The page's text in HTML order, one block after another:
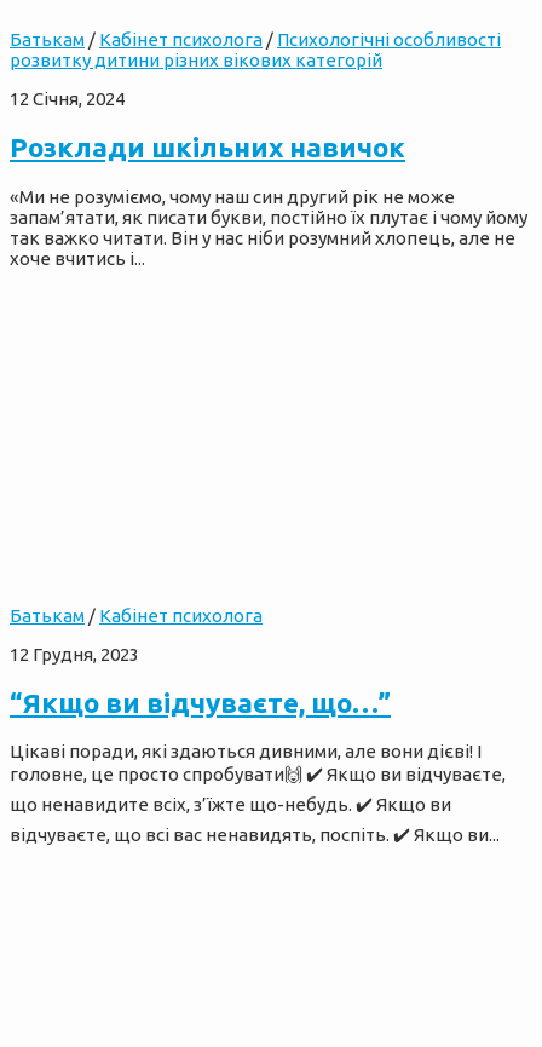
Батькам / Кабінет психолога / Психологічні особливості
розвитку дитини різних вікових категорій
12 Січня, 2024
Розклади шкільних навичок
«Ми не розуміємо, чому наш син другий рік не може
запам’ятати, як писати букви, постійно їх плутає і чому йому
так важко читати. Він у нас ніби розумний хлопець, але не
хоче вчитись і...
Батькам / Кабінет психолога
12 Грудня, 2023
“Якщо ви відчуваєте, що…”
Цікаві поради, які здаються дивними, але вони дієві! І
головне, це просто спробувати🙌 ✔️ Якщо ви відчуваєте,
що ненавидите всіх, з’їжте що-небудь. ✔️ Якщо ви
відчуваєте, що всі вас ненавидять, поспіть. ✔️ Якщо ви...